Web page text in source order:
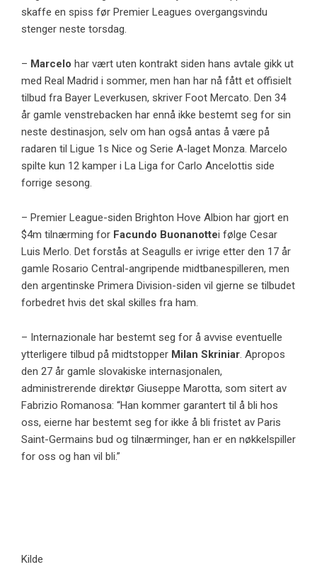
skaffe en spiss før Premier Leagues overgangsvindu
stenger neste torsdag.
– Marcelo har vært uten kontrakt siden hans avtale gikk ut
med Real Madrid i sommer, men han har nå fått et offisielt
tilbud fra Bayer Leverkusen, skriver Foot Mercato. Den 34
år gamle venstrebacken har ennå ikke bestemt seg for sin
neste destinasjon, selv om han også antas å være på
radaren til Ligue 1s Nice og Serie A-laget Monza. Marcelo
spilte kun 12 kamper i La Liga for Carlo Ancelottis side
forrige sesong.
– Premier League-siden Brighton Hove Albion har gjort en
$4m tilnærming for Facundo Buonanottei følge Cesar
Luis Merlo. Det forstås at Seagulls er ivrige etter den 17 år
gamle Rosario Central-angripende midtbanespilleren, men
den argentinske Primera Division-siden vil gjerne se tilbudet
forbedret hvis det skal skilles fra ham.
– Internazionale har bestemt seg for å avvise eventuelle
ytterligere tilbud på midtstopper Milan Skriniar. Apropos
den 27 år gamle slovakiske internasjonalen,
administrerende direktør Giuseppe Marotta, som sitert av
Fabrizio Romanosa: “Han kommer garantert til å bli hos
oss, eierne har bestemt seg for ikke å bli fristet av Paris
Saint-Germains bud og tilnærminger, han er en nøkkelspiller
for oss og han vil bli.”
Kilde